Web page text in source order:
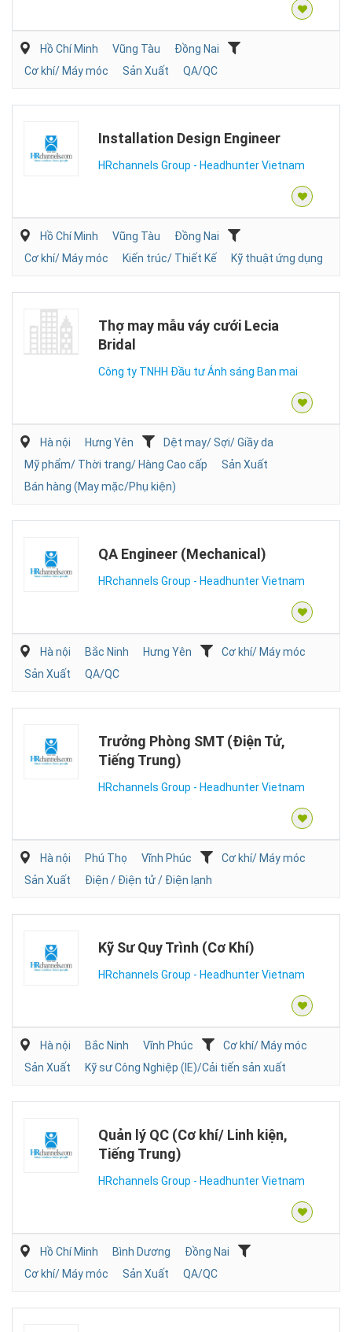
Hồ Chí Minh Vũng Tàu
Đồng Nai
Cơ khí/ Máy móc
Sản Xuất QA/QC
Installation Design Engineer
HRchannels Group - Headhunter Vietnam
Hồ Chí Minh Vũng Tàu
Đồng Nai
Cơ khí/ Máy móc
Kiến trúc/ Thiết Kế Kỹ thuật ứng dụng
Thợ may mẫu váy cưới Lecia
Bridal
Công ty TNHH Đầu tư Ánh sáng Ban mai
Hà nội Hưng Yên
Dệt may/ Sợi/ Giầy da
Mỹ phẩm/ Thời trang/ Hàng Cao cấp
Sản Xuất
Bán hàng (May mặc/Phụ kiện)
QA Engineer (Mechanical)
HRchannels Group - Headhunter Vietnam
Hà nội Bắc Ninh Hưng Yên
Cơ khí/ Máy móc
Sản Xuất
QA/QC
Trưởng Phòng SMT (Điện Tử,
Tiếng Trung)
HRchannels Group - Headhunter Vietnam
Hà nội Phú Thọ Vĩnh Phúc
Cơ khí/ Máy móc
Sản Xuất
Điện / Điện tử / Điện lạnh
Kỹ Sư Quy Trình (Cơ Khí)
HRchannels Group - Headhunter Vietnam
Hà nội Bắc Ninh Vĩnh Phúc
Cơ khí/ Máy móc
Sản Xuất
Kỹ sư Công Nghiệp (IE)/Cải tiến sản xuất
Quản lý QC (Cơ khí/ Linh kiện,
Tiếng Trung)
HRchannels Group - Headhunter Vietnam
Hồ Chí Minh Bình Dương
Đồng Nai
Cơ khí/ Máy móc
Sản Xuất QA/QC